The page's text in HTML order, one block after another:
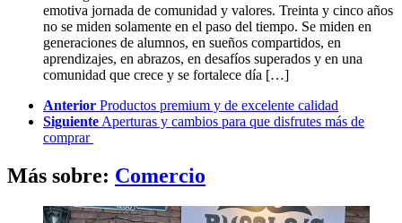
emotiva jornada de comunidad y valores. Treinta y cinco años
no se miden solamente en el paso del tiempo. Se miden en
generaciones de alumnos, en sueños compartidos, en
aprendizajes, en abrazos, en desafíos superados y en una
comunidad que crece y se fortalece día […]
more
Anterior Productos premium y de excelente calidad
Siguiente Aperturas y cambios para que disfrutes más de
comprar
Más sobre: Comercio